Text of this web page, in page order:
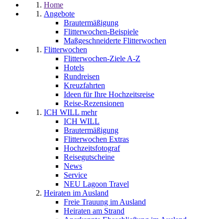
Home
Angebote
Brautermäßigung
Flitterwochen-Beispiele
Maßgeschneiderte Flitterwochen
Flitterwochen
Flitterwochen-Ziele A-Z
Hotels
Rundreisen
Kreuzfahrten
Ideen für Ihre Hochzeitsreise
Reise-Rezensionen
ICH WILL mehr
ICH WILL
Brautermäßigung
Flitterwochen Extras
Hochzeitsfotograf
Reisegutscheine
News
Service
NEU Lagoon Travel
Heiraten im Ausland
Freie Trauung im Ausland
Heiraten am Strand